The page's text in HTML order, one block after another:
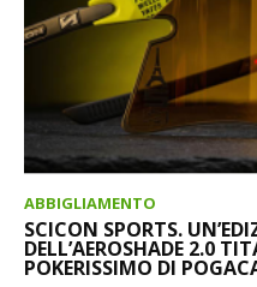
ABBIGLIAMENTO
SCICON SPORTS.
DELL’AEROSHADE 2.0
POKERISSIMO DI